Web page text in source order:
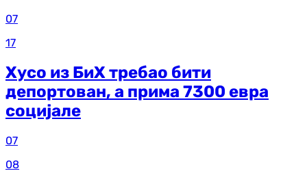
07
17
Хусо из БиХ требао бити
депортован, а прима 7300 евра
социјале
07
08